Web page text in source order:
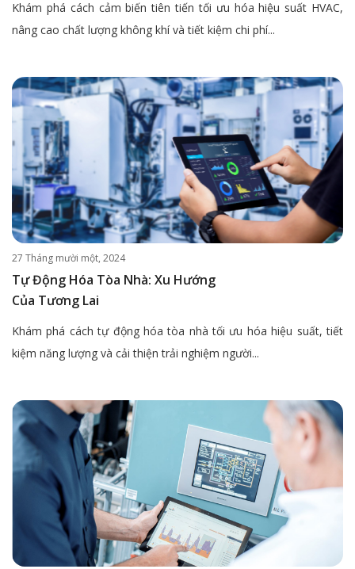
Khám phá cách cảm biến tiên tiến tối ưu hóa hiệu suất HVAC,
nâng cao chất lượng không khí và tiết kiệm chi phí...
27 Tháng mười một, 2024
Tự Động Hóa Tòa Nhà: Xu Hướng
Của Tương Lai
Khám phá cách tự động hóa tòa nhà tối ưu hóa hiệu suất, tiết
kiệm năng lượng và cải thiện trải nghiệm người...